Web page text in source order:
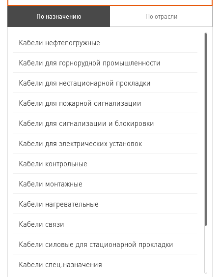
По назначению По отрасли
Кабели нефтепогружные
Кабели для горнорудной промышленности
Кабели для нестационарной прокладки
Кабели для пожарной сигнализации
Кабели для сигнализации и блокировки
Кабели для электрических установок
Кабели контрольные
Кабели монтажные
Кабели нагревательные
Кабели связи
Кабели силовые для стационарной прокладки
Кабели спец.назначения